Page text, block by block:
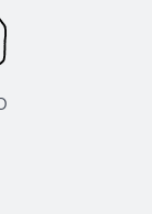
brodée
serviette